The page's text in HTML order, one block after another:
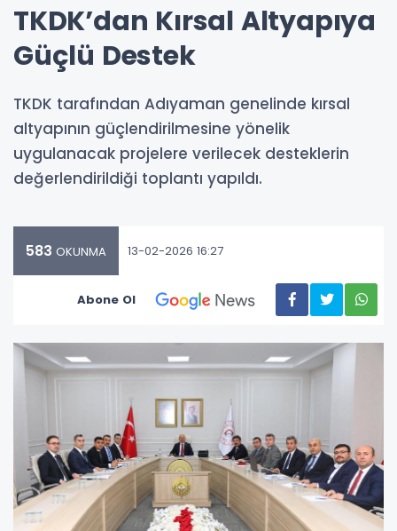
TKDK’dan Kırsal Altyapıya
Güçlü Destek
TKDK tarafından Adıyaman genelinde kırsal
altyapının güçlendirilmesine yönelik
uygulanacak projelere verilecek desteklerin
değerlendirildiği toplantı yapıldı.
583 OKUNMA 13-02-2026 16:27
Abone Ol